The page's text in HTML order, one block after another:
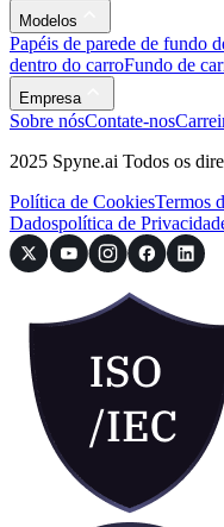
Modelos
Papéis de parede de fundo
dentro do carroFundo de
Empresa
Sobre nósContate-nos
2025 Spyne.ai Todos os
Política de CookiesTermos
Dadospolítica de